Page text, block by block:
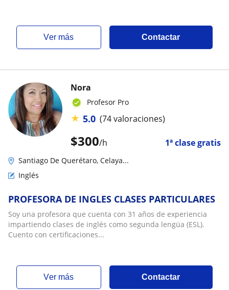
ver más Contactar
$300/h 1ª clase gratis
Nora
Profesor Pro
★ 5.0 (74 valoraciones)
Santiago De Querétaro, Celaya...
Inglés
PROFESORA DE INGLES CLASES PARTICULARES
Soy una profesora que cuenta con 31 años de experiencia
impartiendo clases de inglés como segunda lengüa (ESL).
Cuento con certificaciones...
ver más Contactar